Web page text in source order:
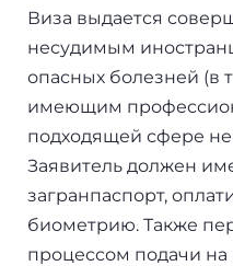
Виза выдается
несудимым
опасных болезней (в
имеющим
подходящей сфере
Заявитель должен
загранпаспорт,
биометрию. Также
процессом подачи на